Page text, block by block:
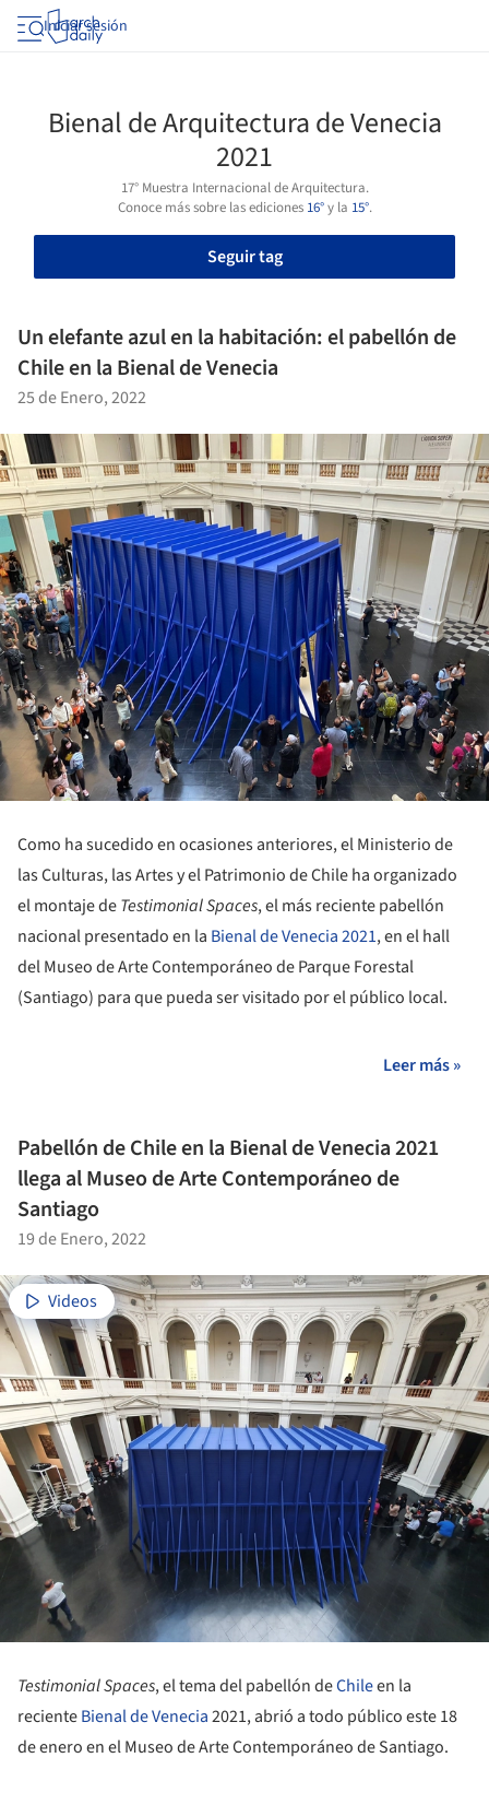
Iniciar sesión
Bienal de Arquitectura de Venecia
2021
17° Muestra Internacional de Arquitectura.
Conoce más sobre las ediciones 16°y la 15°.
Seguir tag
Un elefante azul en la habitación: el pabellón de
Chile en la Bienal de Venecia
25 de Enero, 2022
Como ha sucedido en ocasiones anteriores, el Ministerio de
las Culturas, las Artes y el Patrimonio de Chile ha organizado
el montaje deTestimonial Spaces, el más reciente pabellón
nacional presentado en la Bienal de Venecia 2021, en el hall
del Museo de Arte Contemporáneo de Parque Forestal
(Santiago) para que pueda ser visitado por el público local.
Leer más »
Pabellón de Chile en la Bienal de Venecia 2021
llega al Museo de Arte Contemporáneo de
Santiago
19 de Enero, 2022
Videos
Testimonial Spaces, el tema del pabellón deChileen la
recienteBienal de Venecia2021, abrió a todo público este 18
de enero en el Museo de Arte Contemporáneo de Santiago.